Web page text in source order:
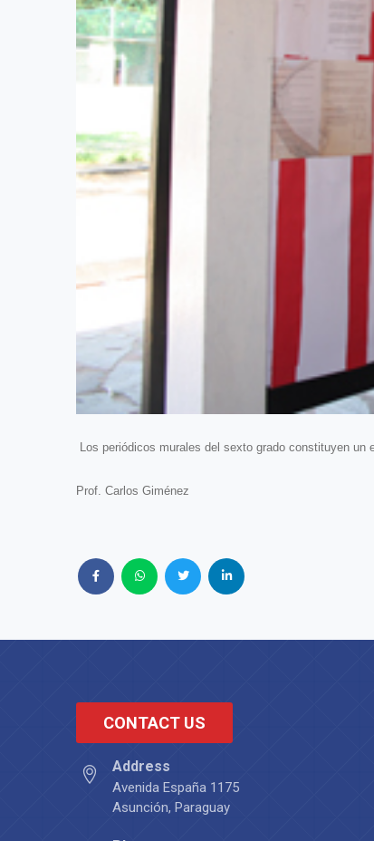
Los periódicos murales del sexto grado constituyen
Prof. Carlos Giménez
CONTACT US
Address
Avenida España 1175
Asunción, Paraguay